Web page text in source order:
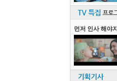
TV 특집 프로
먼저 인사 해야
기획기사